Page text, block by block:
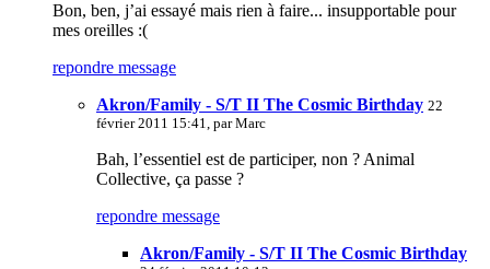
Bon, ben, j’ai essayé mais rien à faire... insupportable pour
mes oreilles :(
repondre message
Akron/Family - S/T II The Cosmic Birthday 22
février 2011 15:41, parMarc
Bah, l’essentiel est de participer, non ? Animal
Collective, ça passe ?
repondre message
Akron/Family - S/T II The Cosmic Birthday